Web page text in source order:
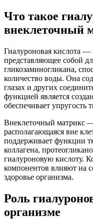
Что такое
внеклеточный
Гиалуроновая кислота —
представляющее собой
гликозаминогликана,
количество воды. Она
глазах и других
функцией является
обеспечивает упругость
Внеклеточный матрикс
располагающаяся вне
поддерживает функции
коллагена,
гиалуроновую кислоту.
компонентов влияют на
здоровье организма.
Роль
организме